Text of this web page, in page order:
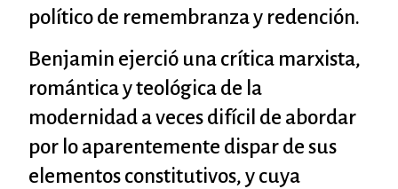
político de remembranza y redención.
Benjamin ejerció una crítica marxista,
romántica y teológica de la
modernidad a veces difícil de abordar
por lo aparentemente dispar de sus
elementos constitutivos, y cuya